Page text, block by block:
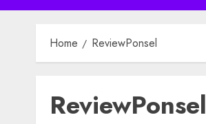
Home ReviewPonsel
ReviewPonsel